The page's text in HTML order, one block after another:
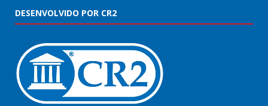
DESENVOLVIDO POR CR2